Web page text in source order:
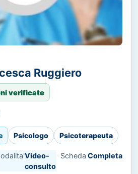
Ruggiero
verificate
Psicologo Psicoterapeuta
Video-
consulto
Scheda Completa